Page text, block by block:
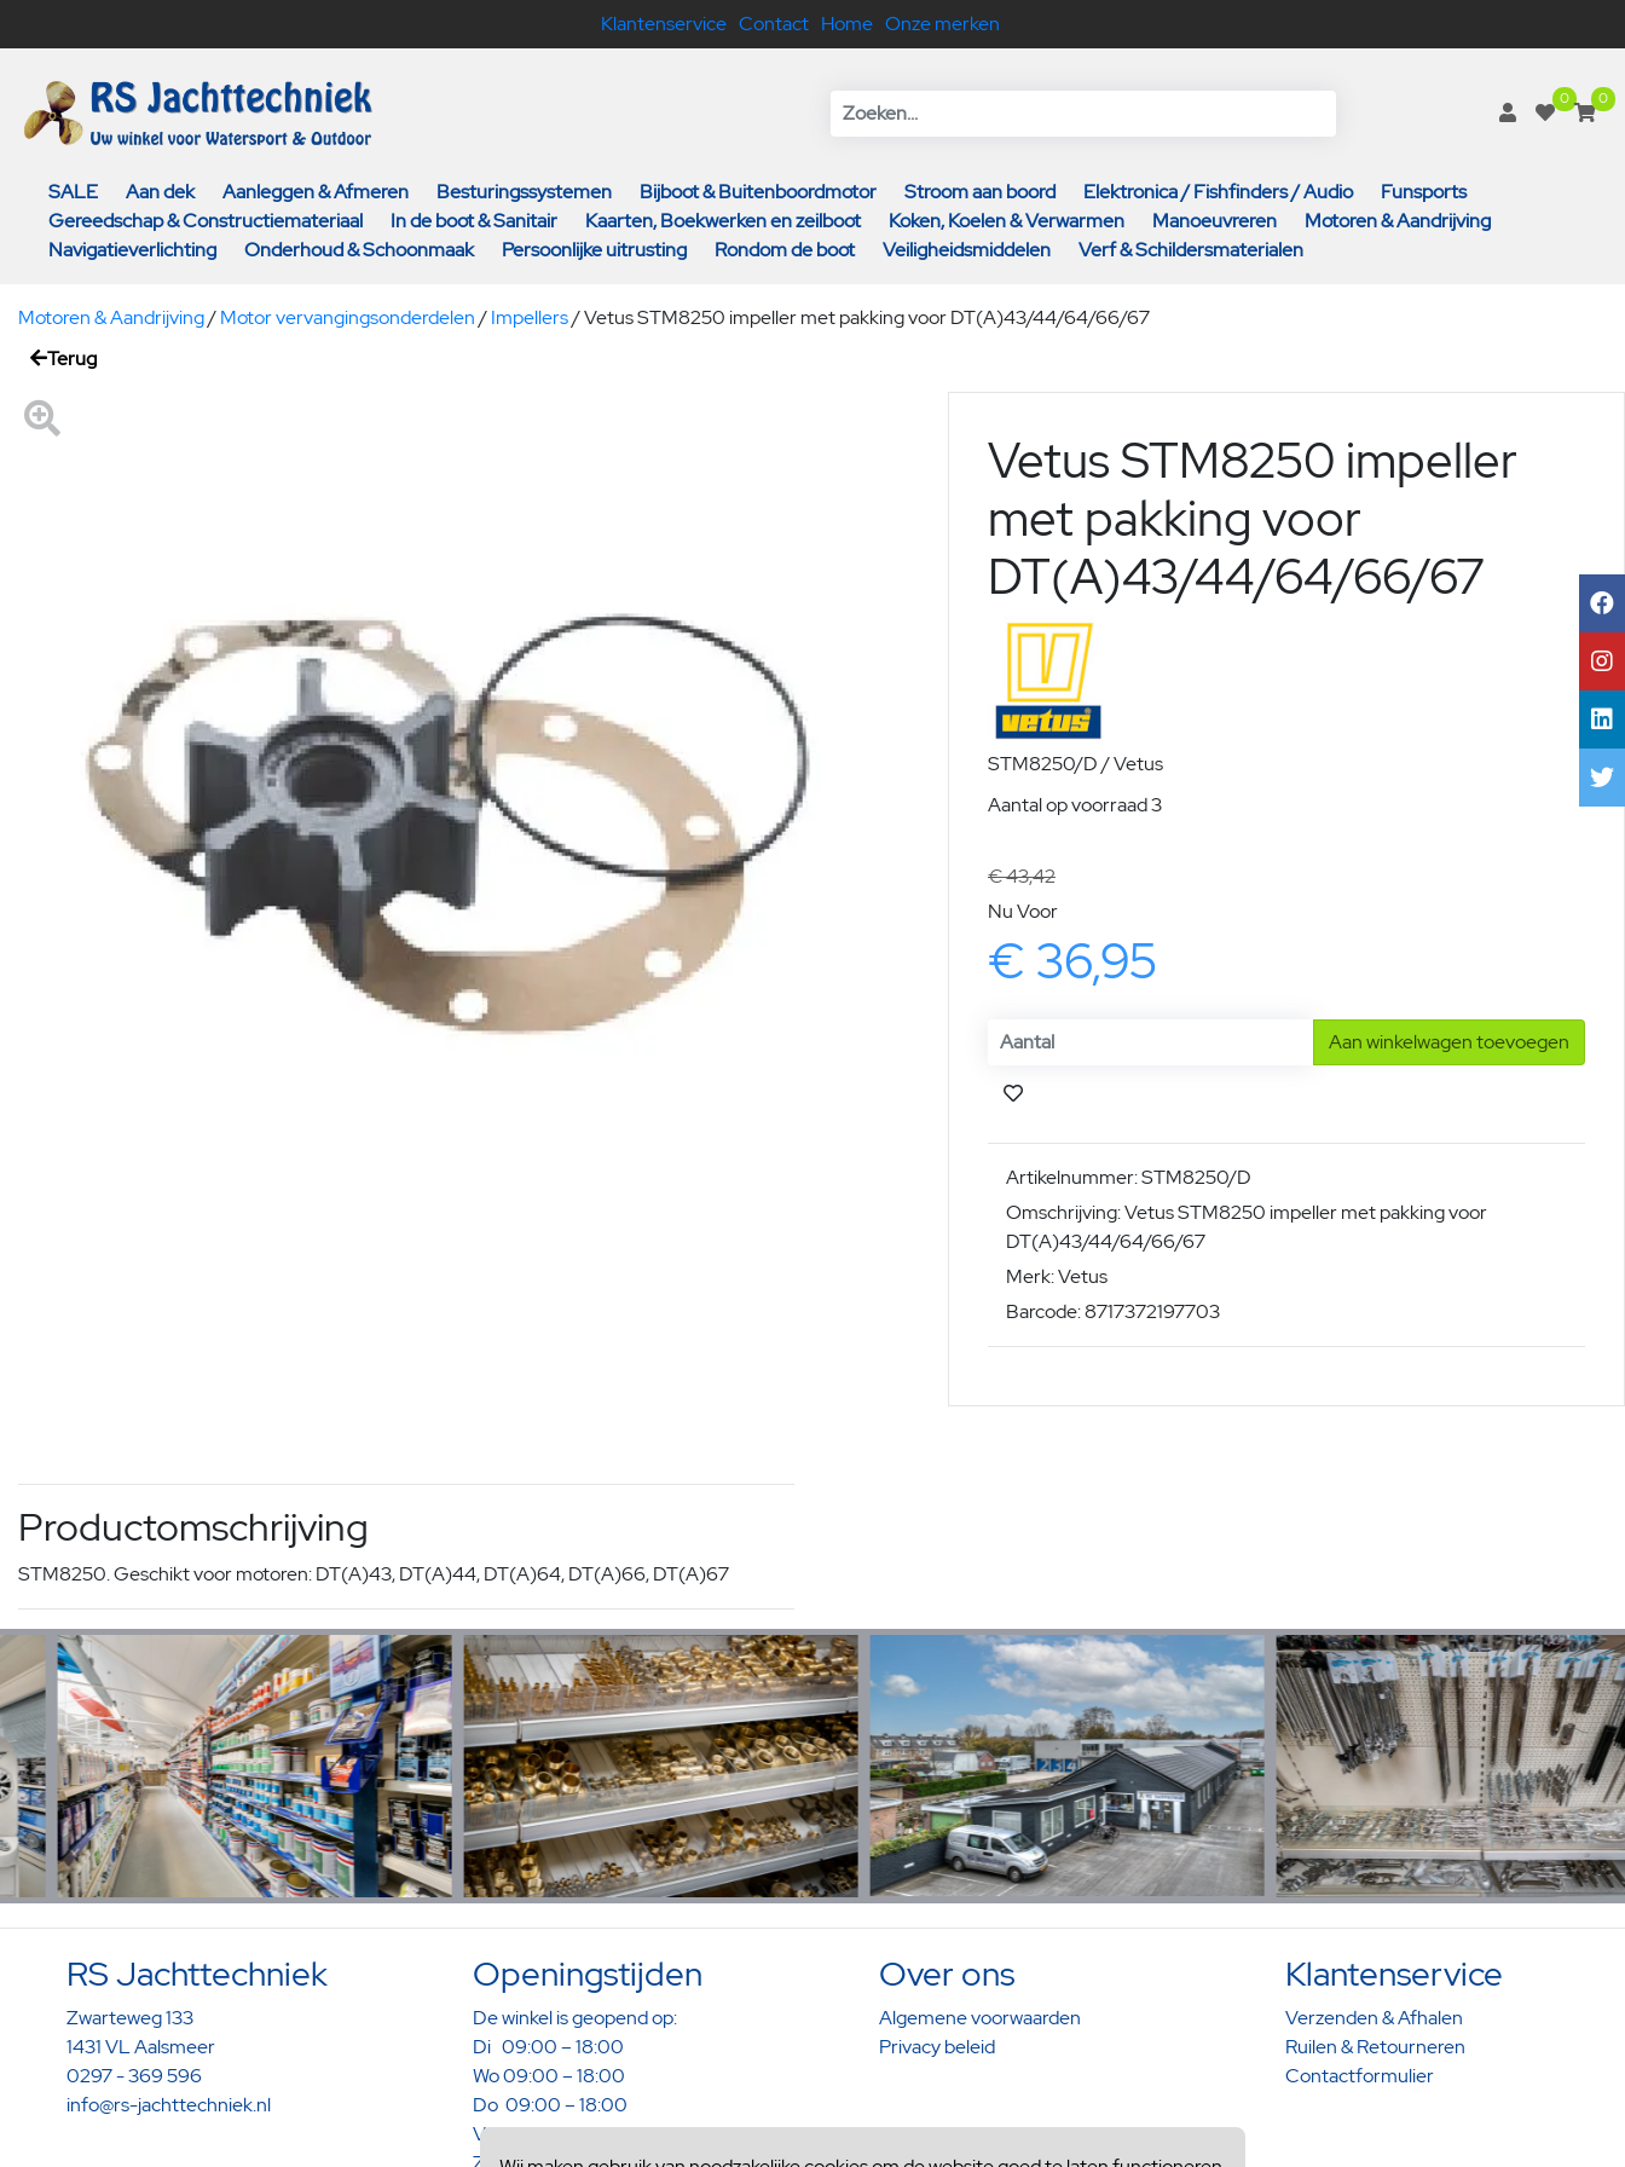
Klantenservice Contact Home Onze merken
0 0
SALE Aan dek Aanleggen & Afmeren Besturingssystemen Bijboot & Buitenboordmotor Stroom aan boord Elektronica / Fishfinders / Audio
Funsports
Gereedschap & Constructiemateriaal
In de boot & Sanitair Kaarten, Boekwerken en zeilboot Koken, Koelen & Verwarmen Manoeuvreren
Motoren & Aandrijving
Navigatieverlichting
Onderhoud & Schoonmaak Persoonlijke uitrusting Rondom de boot Veiligheidsmiddelen Verf & Schildersmaterialen
Motoren & Aandrijving/Motor vervangingsonderdelen/Impellers/Vetus STM8250 impeller met pakking voor DT(A)43/44/64/66/67
Terug
Vetus STM8250 impeller
met pakking voor
DT(A)43/44/64/66/67
STM8250/D / Vetus
Aantal op voorraad 3
€ 43,42
Nu Voor
€ 36,95
Aan winkelwagen toevoegen
Artikelnummer: STM8250/D
Omschrijving: Vetus STM8250 impeller met pakking voor
DT(A)43/44/64/66/67
Merk: Vetus
Barcode: 8717372197703
Productomschrijving
STM8250. Geschikt voor motoren: DT(A)43, DT(A)44, DT(A)64, DT(A)66, DT(A)67
RS Jachttechniek
Zwarteweg 133
1431 VL Aalsmeer
0297 - 369 596
info@rs-jachttechniek.nl
Openingstijden
De winkel is geopend op:
Di 09:00 – 18:00
Wo 09:00 – 18:00
Do 09:00 – 18:00
Vr 09:00 – 18:00
Over ons
Algemene voorwaarden
Privacy beleid
Klantenservice
Verzenden & Afhalen
Ruilen & Retourneren
Contactformulier